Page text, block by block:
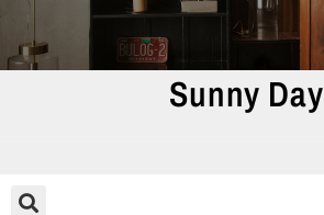
Sunny Day